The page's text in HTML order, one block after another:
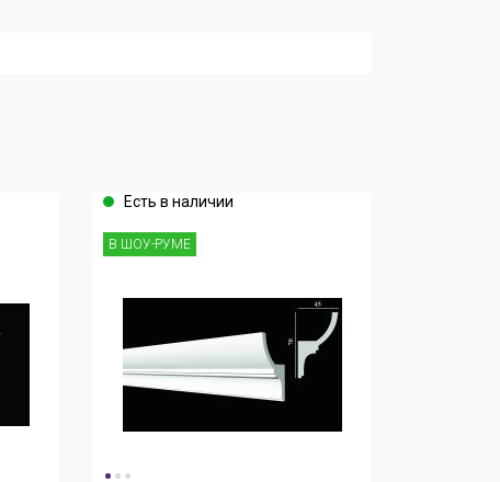
Есть в наличии
В ШОУ-РУМЕ